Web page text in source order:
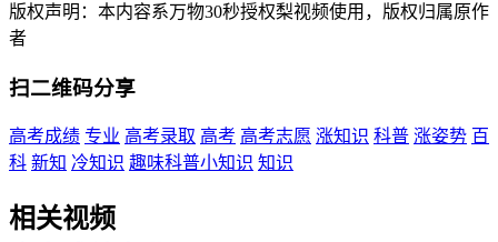
版权声明：本内容系万物30秒授权梨视频使用，版权归属原作
者
扫二维码分享
高考成绩 专业 高考录取 高考 高考志愿 涨知识 科普 涨姿势 百
科 新知 冷知识 趣味科普小知识 知识
相关视频